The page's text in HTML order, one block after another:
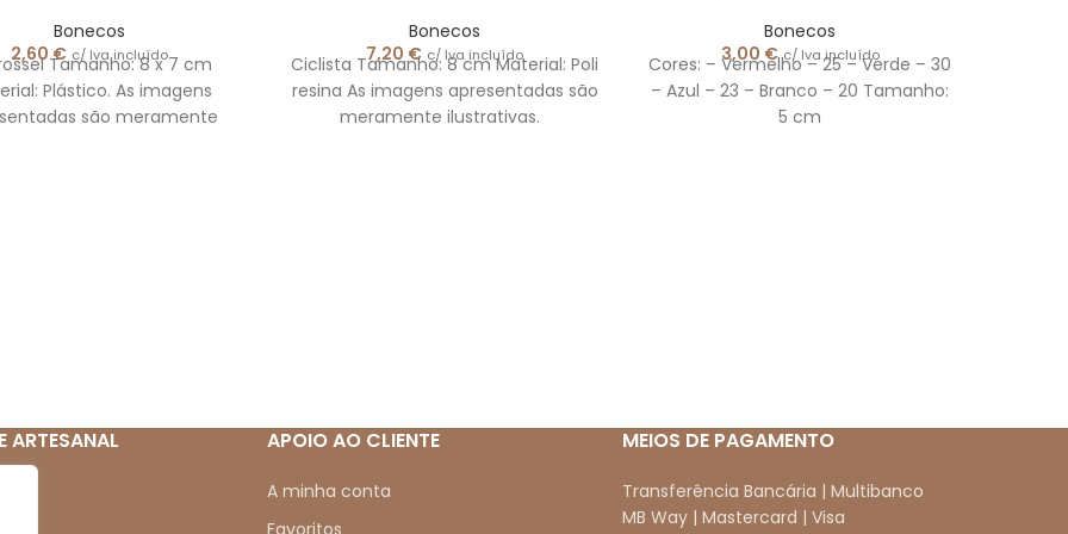
Bonecos
2,60€ c/ Iva incluído
Tamanho: 8 x 7 cm
Plástico. As imagens
são meramente
Bonecos
7,20 € c/ Iva incluído
Ciclista Tamanho: 8 cm Material: Poli
resina As imagens apresentadas são
meramente ilustrativas.
Bonecos
3,00 € c/ Iva incluído
Cores: – Vermelho – 25 – Verde – 30
– Azul – 23 – Branco – 20 Tamanho:
5 cm
ARTESANAL APOIO AO CLIENTE
A minha conta
Favoritos
MEIOS DE PAGAMENTO
Transferência Bancária | Multibanco
MB Way | Mastercard | Visa